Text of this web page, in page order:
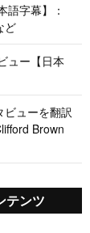
語字幕】：
ど
ュー【日本
ューを翻訳
Brown
テンツ